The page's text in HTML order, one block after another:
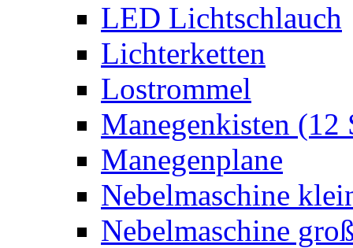
LED Lichtschlauch
Lichterketten
Lostrommel
Manegenkisten (12
Manegenplane
Nebelmaschine
Nebelmaschine